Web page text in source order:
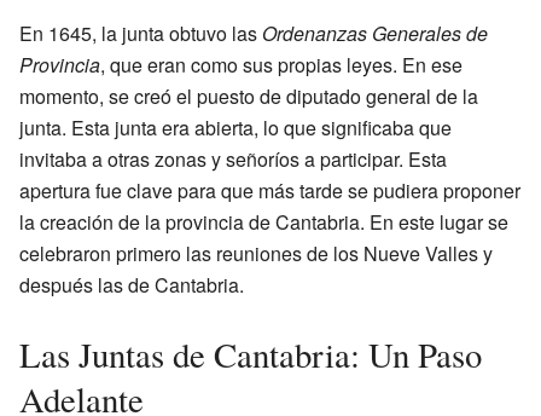
En 1645, la junta obtuvo las Ordenanzas Generales de
Provincia, que eran como sus propias leyes. En ese
momento, se creó el puesto de diputado general de la
junta. Esta junta era abierta, lo que significaba que
invitaba a otras zonas y señoríos a participar. Esta
apertura fue clave para que más tarde se pudiera proponer
la creación de la provincia de Cantabria. En este lugar se
celebraron primero las reuniones de los Nueve Valles y
después las de Cantabria.
Las Juntas de Cantabria: Un Paso
Adelante